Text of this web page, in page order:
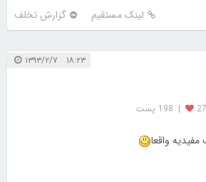
لینک مستقیم گزارش تخلف
۱۸:۲۳ ۱۳۹۳/۲/۷
| 198 پست
واقعا